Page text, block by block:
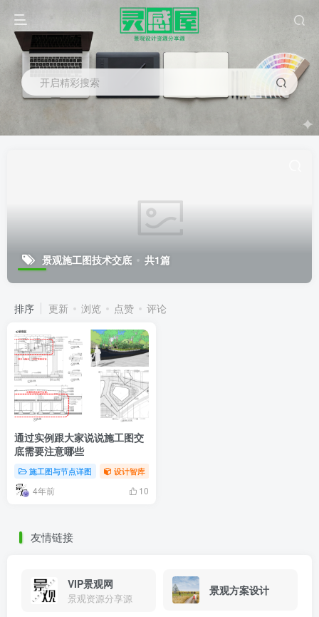
开启精彩搜索
景观施工图技术交底 共1篇
排序 更新 浏览 点赞 评论
通过实例跟大家说说施工图交
底需要注意哪些
施工图与节点详图 设计智库
4年前 10
友情链接
VIP景观网
景观资源分享源
景观方案设计